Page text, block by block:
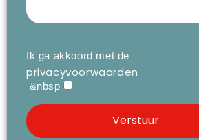
Ik ga akkoord met de
privacyvoorwaarden
&nbsp